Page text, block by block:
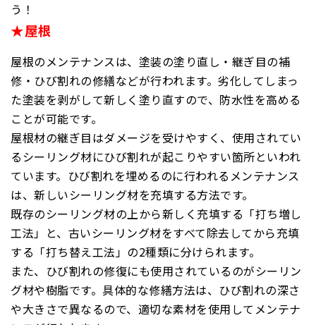
う！
★屋根
屋根のメンテナンスは、塗装の塗り直し・継ぎ目の補
修・ひび割れの修繕などが行われます。劣化してしまっ
た塗装を剥がして新しく塗り直すので、防水性を高める
ことが可能です。
屋根材の継ぎ目はダメージを受けやすく、使用されてい
るシーリング材にひび割れが起こりやすい箇所といわれ
ています。ひび割れを埋めるのに行われるメンテナンス
は、新しいシーリング材を充填する方法です。
既存のシーリング材の上から新しく充填する「打ち増し
工法」と、古いシーリング材をすべて除去してから充填
する「打ち替え工法」の2種類に分けられます。
また、ひび割れの修復にも使用されているのがシーリン
グ材や樹脂です。具体的な修繕方法は、ひび割れの深さ
や大きさで異なるので、適切な素材を使用してメンテナ